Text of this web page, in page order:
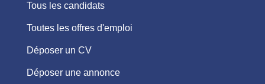
Tous les candidats
Toutes les offres d'emploi
Déposer un CV
Déposer une annonce